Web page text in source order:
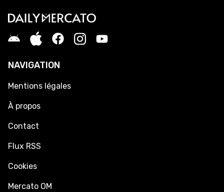
NAVIGATION
Mentions légales
À propos
Contact
Flux RSS
Cookies
Mercato OM